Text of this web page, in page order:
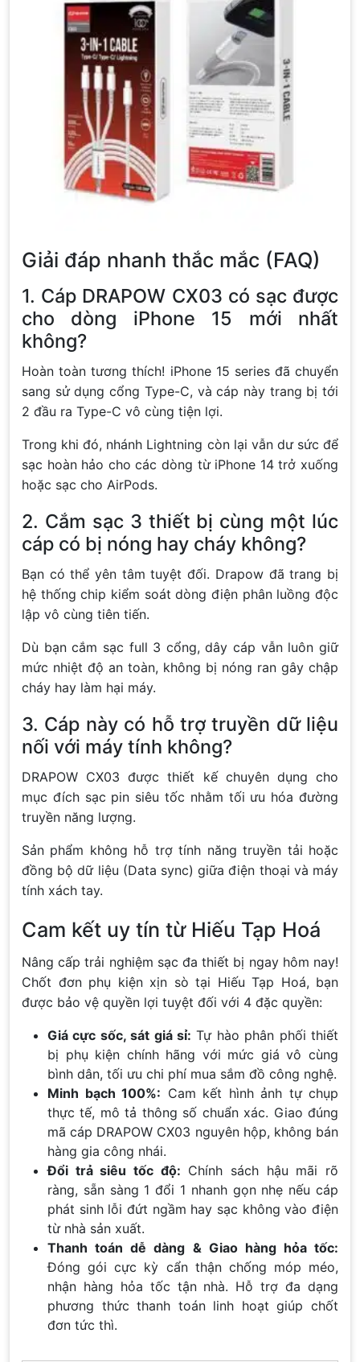
Giải đáp nhanh thắc mắc (FAQ)
1. Cáp DRAPOW CX03 có sạc được
cho dòng iPhone 15 mới nhất
không?
Hoàn toàn tương thích! iPhone 15 series đã chuyển
sang sử dụng cổng Type-C, và cáp này trang bị tới
2 đầu ra Type-C vô cùng tiện lợi.
Trong khi đó, nhánh Lightning còn lại vẫn dư sức để
sạc hoàn hảo cho các dòng từ iPhone 14 trở xuống
hoặc sạc cho AirPods.
2. Cắm sạc 3 thiết bị cùng một lúc
cáp có bị nóng hay cháy không?
Bạn có thể yên tâm tuyệt đối. Drapow đã trang bị
hệ thống chip kiểm soát dòng điện phân luồng độc
lập vô cùng tiên tiến.
Dù bạn cắm sạc full 3 cổng, dây cáp vẫn luôn giữ
mức nhiệt độ an toàn, không bị nóng ran gây chập
cháy hay làm hại máy.
3. Cáp này có hỗ trợ truyền dữ liệu
nối với máy tính không?
DRAPOW CX03 được thiết kế chuyên dụng cho
mục đích sạc pin siêu tốc nhằm tối ưu hóa đường
truyền năng lượng.
Sản phẩm không hỗ trợ tính năng truyền tải hoặc
đồng bộ dữ liệu (Data sync) giữa điện thoại và máy
tính xách tay.
Cam kết uy tín từ Hiếu Tạp Hoá
Nâng cấp trải nghiệm sạc đa thiết bị ngay hôm nay!
Chốt đơn phụ kiện xịn sò tại Hiếu Tạp Hoá, bạn
được bảo vệ quyền lợi tuyệt đối với 4 đặc quyền:
Giá cực sốc, sát giá sỉ: Tự hào phân phối thiết
bị phụ kiện chính hãng với mức giá vô cùng
bình dân, tối ưu chi phí mua sắm đồ công nghệ.
Minh bạch 100%: Cam kết hình ảnh tự chụp
thực tế, mô tả thông số chuẩn xác. Giao đúng
mã cáp DRAPOW CX03 nguyên hộp, không bán
hàng gia công nhái.
Đổi trả siêu tốc độ: Chính sách hậu mãi rõ
ràng, sẵn sàng 1 đổi 1 nhanh gọn nhẹ nếu cáp
phát sinh lỗi đứt ngầm hay sạc không vào điện
từ nhà sản xuất.
Thanh toán dễ dàng & Giao hàng hỏa tốc:
Đóng gói cực kỳ cẩn thận chống móp méo,
nhận hàng hỏa tốc tận nhà. Hỗ trợ đa dạng
phương thức thanh toán linh hoạt giúp chốt
đơn tức thì.